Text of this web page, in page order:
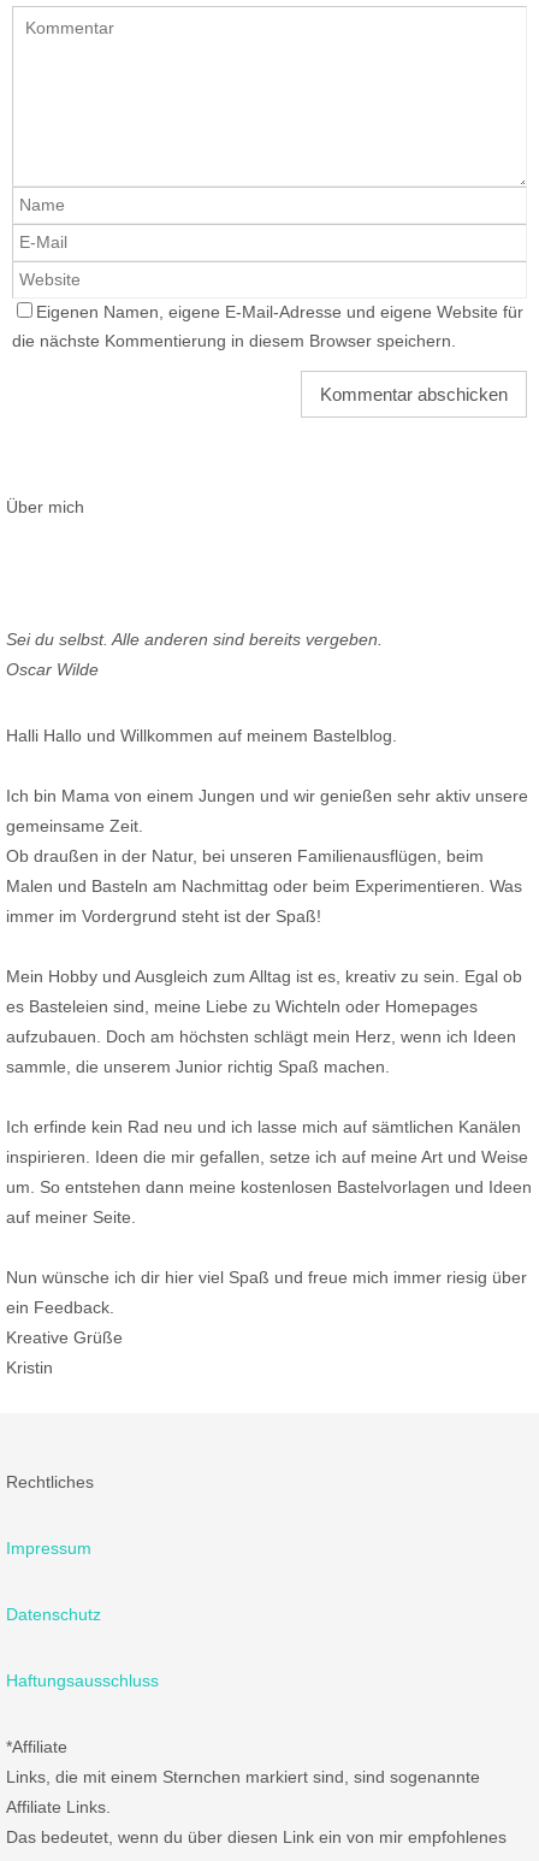
Eigenen Namen, eigene E-Mail-Adresse und eigene Website für
die nächste Kommentierung in diesem Browser speichern.
Über mich
Sei du selbst. Alle anderen sind bereits vergeben.
Oscar Wilde
Halli Hallo und Willkommen auf meinem Bastelblog.
Ich bin Mama von einem Jungen und wir genießen sehr aktiv unsere
gemeinsame Zeit.
Ob draußen in der Natur, bei unseren Familienausflügen, beim
Malen und Basteln am Nachmittag oder beim Experimentieren. Was
immer im Vordergrund steht ist der Spaß!
Mein Hobby und Ausgleich zum Alltag ist es, kreativ zu sein. Egal ob
es Basteleien sind, meine Liebe zu Wichteln oder Homepages
aufzubauen. Doch am höchsten schlägt mein Herz, wenn ich Ideen
sammle, die unserem Junior richtig Spaß machen.
Ich erfinde kein Rad neu und ich lasse mich auf sämtlichen Kanälen
inspirieren. Ideen die mir gefallen, setze ich auf meine Art und Weise
um. So entstehen dann meine kostenlosen Bastelvorlagen und Ideen
auf meiner Seite.
Nun wünsche ich dir hier viel Spaß und freue mich immer riesig über
ein Feedback.
Kreative Grüße
Kristin
Rechtliches
Impressum
Datenschutz
Haftungsausschluss
*Affiliate
Links, die mit einem Sternchen markiert sind, sind sogenannte
Affiliate Links.
Das bedeutet, wenn du über diesen Link ein von mir empfohlenes